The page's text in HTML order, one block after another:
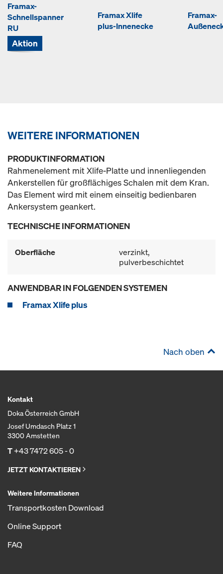
Framax-
Schnellspanner
RU
Aktion
Framax Xlife
plus-Innenecke
Framax-
WEITERE INFORMATIONEN
PRODUKTINFORMATION
Rahmenelement mit Xlife-Platte und innenliegenden
Ankerstellen für großflächiges Schalen mit dem Kran.
Das Element wird mit einem einseitig bedienbaren
Ankersystem geankert.
TECHNISCHE INFORMATIONEN
Oberfläche
verzinkt,
pulverbeschichtet
ANWENDBAR IN FOLGENDEN SYSTEMEN
Framax Xlife plus
Nach oben
Kontakt
Doka Österreich GmbH
Josef Umdasch Platz 1
3300 Amstetten
T+43 7472 605 - 0
JETZT KONTAKTIEREN
Weitere Informationen
Transportkosten Download
Online Support
FAQ